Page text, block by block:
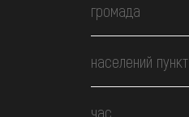
громада
населений пункт
час